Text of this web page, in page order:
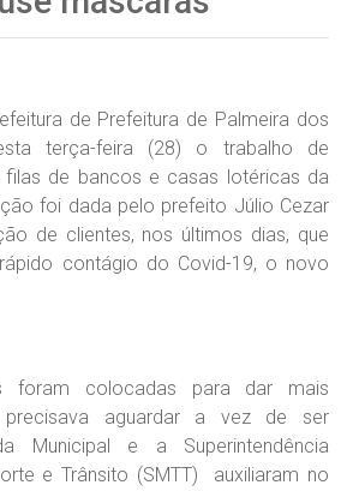
de Prefeitura de Palmeira dos
terça-feira (28) o trabalho de
filas de bancos e casas lotéricas da
foi dada pelo prefeito Júlio Cezar
de clientes, nos últimos dias, que
contágio do Covid-19, o novo
foram colocadas para dar mais
aguardar a vez de ser
Municipal e a Superintendência
e Trânsito (SMTT) auxiliaram no